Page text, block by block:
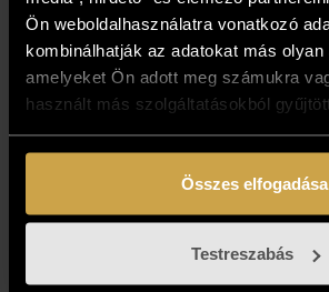
Ön weboldalhasználatra vonatkozó
kombinálhatják az adatokat más olyan
amelyeket Ön adott meg számukra
használt más szolgáltatásokból
Összes elfogadása
Testreszabás
(50x50
217 000